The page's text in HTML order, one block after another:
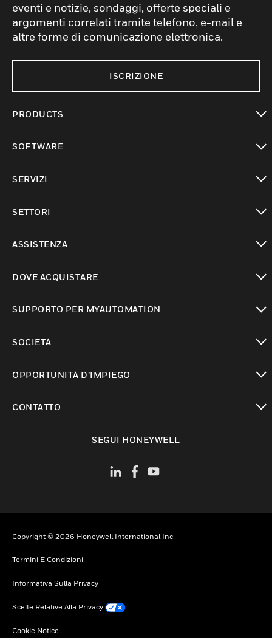
eventi e notizie, sondaggi, offerte speciali e
argomenti correlati tramite telefono, e-mail e
altre forme di comunicazione elettronica.
ISCRIZIONE
PRODUCTS
SOFTWARE
SERVIZI
SETTORI
ASSISTENZA
DOVE ACQUISTARE
SUPPORTO PER MYAUTOMATION
SOCIETÀ
OPPORTUNITÀ D’IMPIEGO
CONTATTO
SEGUI HONEYWELL
Copyright © 2026 Honeywell International Inc
Termini E Condizioni
Informativa Sulla Privacy
Scelte Relative Alla Privacy
Cookie Notice